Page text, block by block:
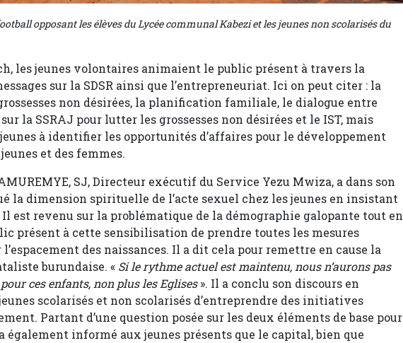
opposant les élèves du Lycée communal Kabezi et les jeunes non scolarisés du
les jeunes volontaires animaient le public présent à travers la
sur la SDSR ainsi que l’entrepreneuriat. Ici on peut citer : la
non désirées, la planification familiale, le dialogue entre
la SSRAJ pour lutter les grossesses non désirées et le IST, mais
à identifier les opportunités d’affaires pour le développement
et des femmes.
SJ, Directeur exécutif du Service Yezu Mwiza, a dans son
la dimension spirituelle de l’acte sexuel chez les jeunes en insistant
Il est revenu sur la problématique de la démographie galopante tout en
présent à cette sensibilisation de prendre toutes les mesures
l’espacement des naissances. Il a dit cela pour remettre en cause la
burundaise. « Si le rythme actuel est maintenu, nous n’aurons pas
ces enfants, non plus les Eglises». Il a conclu son discours en
scolarisés et non scolarisés d’entreprendre des initiatives
Partant d’une question posée sur les deux éléments de base pour
également informé aux jeunes présents que le capital, bien que